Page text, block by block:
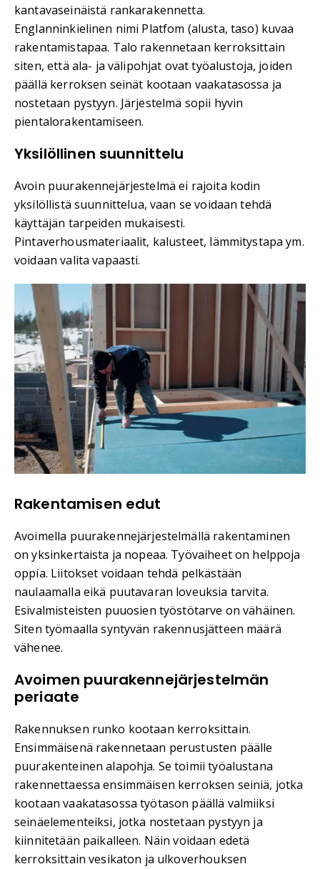
kantavaseinäistä rankarakennetta.
Englanninkielinen nimi Platfom (alusta, taso) kuvaa
rakentamistapaa. Talo rakennetaan kerroksittain
siten, että ala- ja välipohjat ovat työalustoja, joiden
päällä kerroksen seinät kootaan vaakatasossa ja
nostetaan pystyyn. Järjestelmä sopii hyvin
pientalorakentamiseen.
Yksilöllinen suunnittelu
Avoin puurakennejärjestelmä ei rajoita kodin
yksilöllistä suunnittelua, vaan se voidaan tehdä
käyttäjän tarpeiden mukaisesti.
Pintaverhousmateriaalit, kalusteet, lämmitystapa ym.
voidaan valita vapaasti.
Rakentamisen edut
Avoimella puurakennejärjestelmällä rakentaminen
on yksinkertaista ja nopeaa. Työvaiheet on helppoja
oppia. Liitokset voidaan tehdä pelkästään
naulaamalla eikä puutavaran loveuksia tarvita.
Esivalmisteisten puuosien työstötarve on vähäinen.
Siten työmaalla syntyvän rakennusjätteen määrä
vähenee.
Avoimen puurakennejärjestelmän
periaate
Rakennuksen runko kootaan kerroksittain.
Ensimmäisenä rakennetaan perustusten päälle
puurakenteinen alapohja. Se toimii työalustana
rakennettaessa ensimmäisen kerroksen seiniä, jotka
kootaan vaakatasossa työtason päällä valmiiksi
seinäelementeiksi, jotka nostetaan pystyyn ja
kiinnitetään paikalleen. Näin voidaan edetä
kerroksittain vesikaton ja ulkoverhouksen